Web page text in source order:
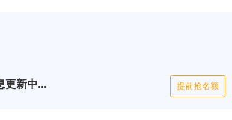
更新中... 提前抢名额